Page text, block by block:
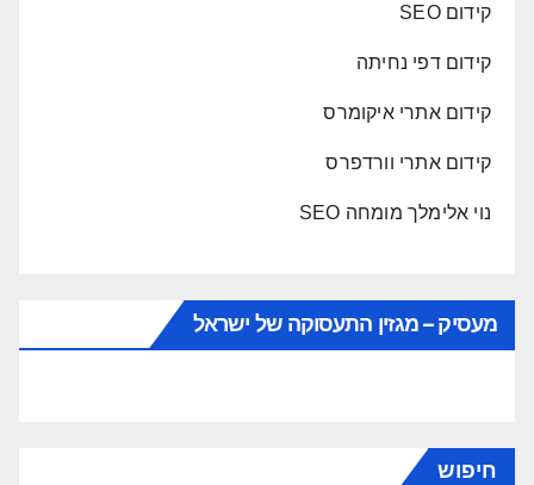
קידום SEO
קידום דפי נחיתה
קידום אתרי איקומרס
קידום אתרי וורדפרס
נוי אלימלך מומחה SEO
מעסיק – מגזין התעסוקה של ישראל
חיפוש